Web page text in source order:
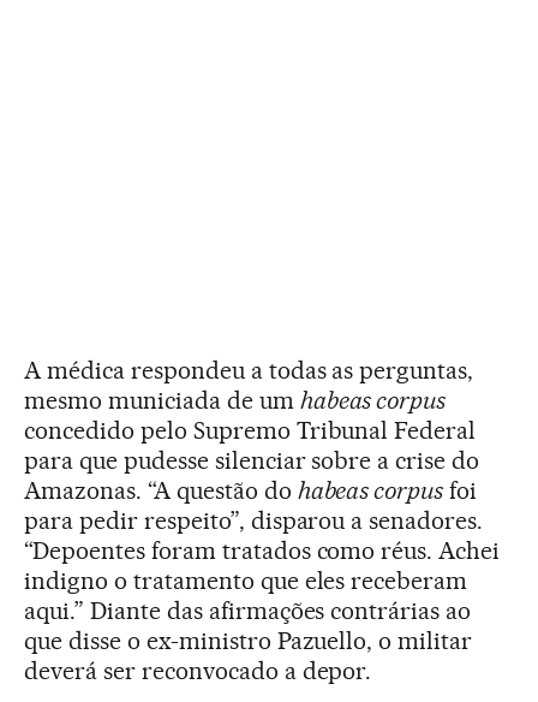
A médica respondeu a todas as perguntas,
mesmo municiada de um habeas corpus
concedido pelo Supremo Tribunal Federal
para que pudesse silenciar sobre a crise do
Amazonas. “A questão do habeas corpus foi
para pedir respeito”, disparou a senadores.
“Depoentes foram tratados como réus. Achei
indigno o tratamento que eles receberam
aqui.” Diante das afirmações contrárias ao
que disse o ex-ministro Pazuello, o militar
deverá ser reconvocado a depor.